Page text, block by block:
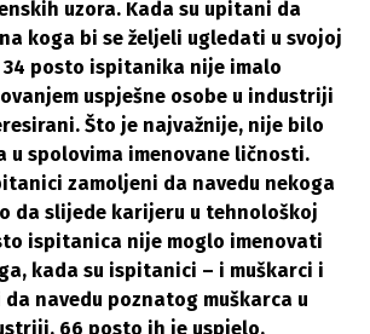
uzora. Kada su upitani da
koga bi se željeli ugledati u svojoj
posto ispitanika nije imalo
uspješne osobe u industriji
Što je najvažnije, nije bilo
u spolovima imenovane ličnosti.
zamoljeni da navedu nekoga
da slijede karijeru u tehnološkoj
ispitanica nije moglo imenovati
kada su ispitanici – i muškarci i
navedu poznatog muškarca u
66 posto ih je uspjelo.